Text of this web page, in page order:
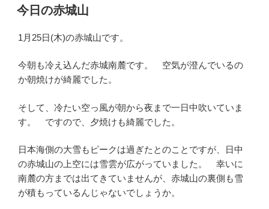
稿
日:
今日の赤城山
1月25日(木)の赤城山です。
今朝も冷え込んだ赤城南麓です。 空気が澄んでいるの
か朝焼けが綺麗でした。
そして、冷たい空っ風が朝から夜まで一日中吹いていま
す。 ですので、夕焼けも綺麗でした。
日本海側の大雪もピークは過ぎたとのことですが、日中
の赤城山の上空には雪雲が広がっていました。 幸いに
南麓の方までは出てきていませんが、赤城山の裏側も雪
が積もっているんじゃないでしょうか。